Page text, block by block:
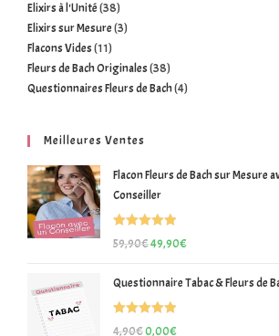
Elixirs à l'Unité 38
Elixirs sur Mesure 3
Flacons Vides 11
Fleurs de Bach Originales 38
Questionnaires Fleurs de Bach 4
Meilleures Ventes
Flacon Fleurs de Bach sur Mesure
Conseiller
Note5.00
59,90€49,90€
Questionnaire Tabac & Fleurs de
Note5.00
4,90€0,00€